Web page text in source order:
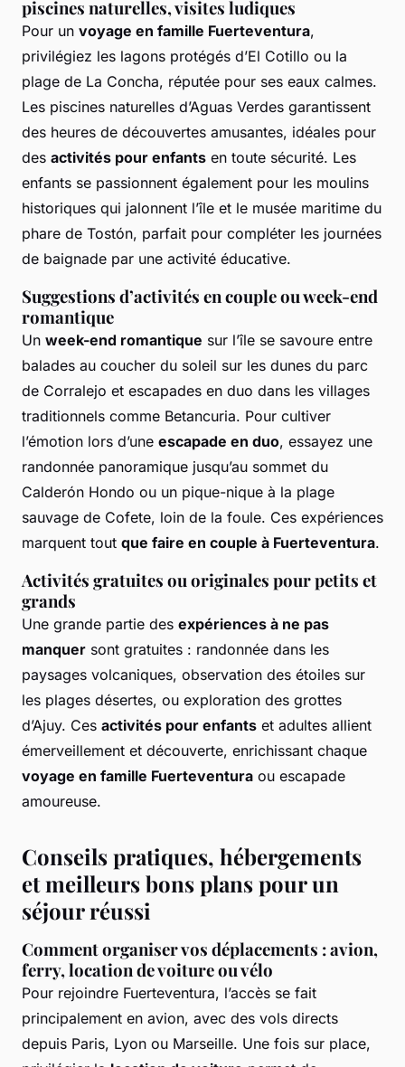
piscines naturelles, visites ludiques
Pour un voyage en famille Fuerteventura,
privilégiez les lagons protégés d’El Cotillo ou la
plage de La Concha, réputée pour ses eaux calmes.
Les piscines naturelles d’Aguas Verdes garantissent
des heures de découvertes amusantes, idéales pour
des activités pour enfants en toute sécurité. Les
enfants se passionnent également pour les moulins
historiques qui jalonnent l’île et le musée maritime du
phare de Tostón, parfait pour compléter les journées
de baignade par une activité éducative.
Suggestions d’activités en couple ou week-end
romantique
Un week-end romantique sur l’île se savoure entre
balades au coucher du soleil sur les dunes du parc
de Corralejo et escapades en duo dans les villages
traditionnels comme Betancuria. Pour cultiver
l’émotion lors d’une escapade en duo, essayez une
randonnée panoramique jusqu’au sommet du
Calderón Hondo ou un pique-nique à la plage
sauvage de Cofete, loin de la foule. Ces expériences
marquent tout que faire en couple à Fuerteventura.
Activités gratuites ou originales pour petits et
grands
Une grande partie des expériences à ne pas
manquer sont gratuites : randonnée dans les
paysages volcaniques, observation des étoiles sur
les plages désertes, ou exploration des grottes
d’Ajuy. Ces activités pour enfants et adultes allient
émerveillement et découverte, enrichissant chaque
voyage en famille Fuerteventura ou escapade
amoureuse.
Conseils pratiques, hébergements
et meilleurs bons plans pour un
séjour réussi
Comment organiser vos déplacements : avion,
ferry, location de voiture ou vélo
Pour rejoindre Fuerteventura, l’accès se fait
principalement en avion, avec des vols directs
depuis Paris, Lyon ou Marseille. Une fois sur place,